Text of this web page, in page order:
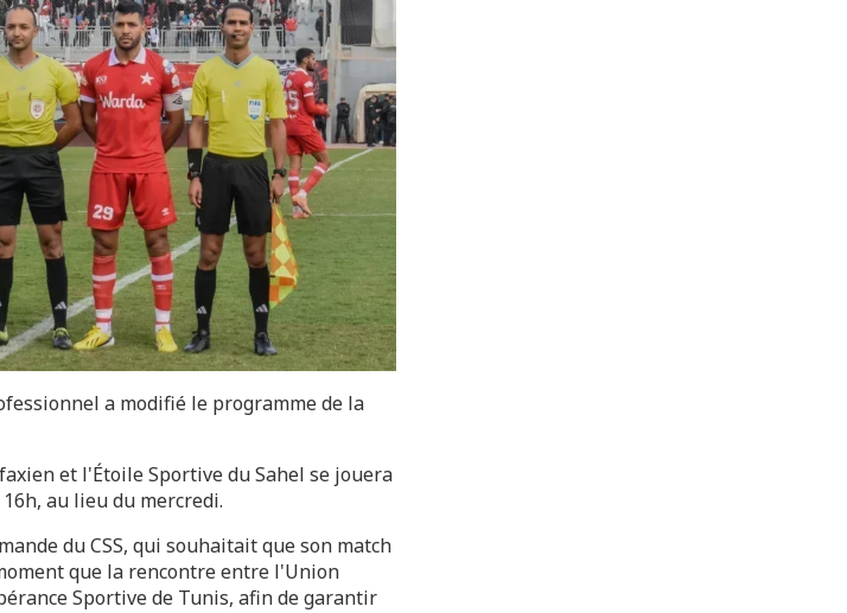
a modifié le programme de la
et l'Étoile Sportive du Sahel se jouera
au lieu du mercredi.
du CSS, qui souhaitait que son match
que la rencontre entre l'Union
Sportive de Tunis, afin de garantir